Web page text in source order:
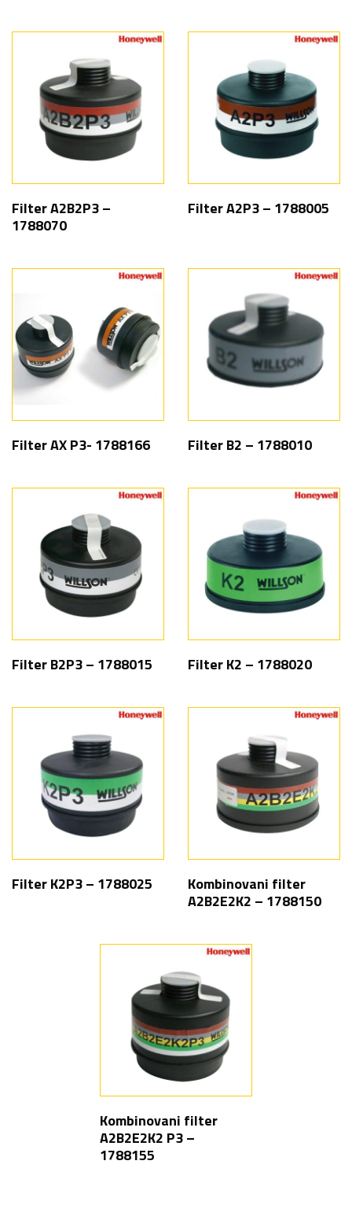
Filter A2B2P3 –
1788070
Filter A2P3 – 1788005
Filter AX P3- 1788166 Filter B2 – 1788010
Filter B2P3 – 1788015 Filter K2 – 1788020
Filter K2P3 – 1788025
Kombinovani filter
A2B2E2K2 – 1788150
Kombinovani filter
A2B2E2K2 P3 –
1788155